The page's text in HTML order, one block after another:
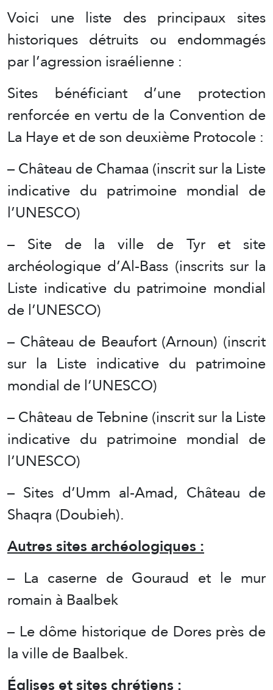
Voici une liste des principaux sites
historiques détruits ou endommagés
par l’agression israélienne :
Sites bénéficiant d’une protection
renforcée en vertu de la Convention de
La Haye et de son deuxième Protocole :
– Château de Chamaa (inscrit sur la Liste
indicative du patrimoine mondial de
l’UNESCO)
– Site de la ville de Tyr et site
archéologique d’Al-Bass (inscrits sur la
Liste indicative du patrimoine mondial
de l’UNESCO)
– Château de Beaufort (Arnoun) (inscrit
sur la Liste indicative du patrimoine
mondial de l’UNESCO)
– Château de Tebnine (inscrit sur la Liste
indicative du patrimoine mondial de
l’UNESCO)
– Sites d’Umm al-Amad, Château de
Shaqra (Doubieh).
Autres sites archéologiques :
– La caserne de Gouraud et le mur
romain à Baalbek
– Le dôme historique de Dores près de
la ville de Baalbek.